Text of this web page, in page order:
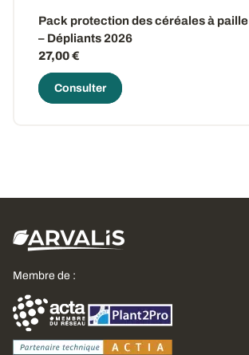
Pack protection des céréales à paille
– Dépliants 2026
27,00 €
Consulter
Membre de :